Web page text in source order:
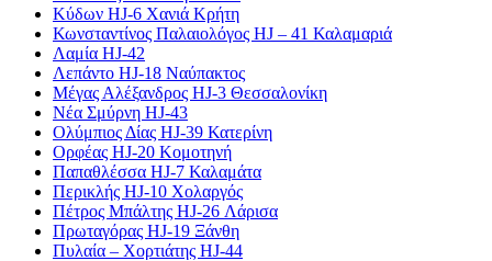
Κύδων HJ-6 Χανιά Κρήτη
Κωνσταντίνος Παλαιολόγος HJ – 41 Καλαμαριά
Λαμία HJ-42
Λεπάντο HJ-18 Ναύπακτος
Μέγας Αλέξανδρος HJ-3 Θεσσαλονίκη
Νέα Σμύρνη HJ-43
Ολύμπιος Δίας HJ-39 Κατερίνη
Ορφέας HJ-20 Κομοτηνή
Παπαθλέσσα HJ-7 Καλαμάτα
Περικλής HJ-10 Χολαργός
Πέτρος Μπάλτης HJ-26 Λάρισα
Πρωταγόρας HJ-19 Ξάνθη
Πυλαία – Χορτιάτης HJ-44